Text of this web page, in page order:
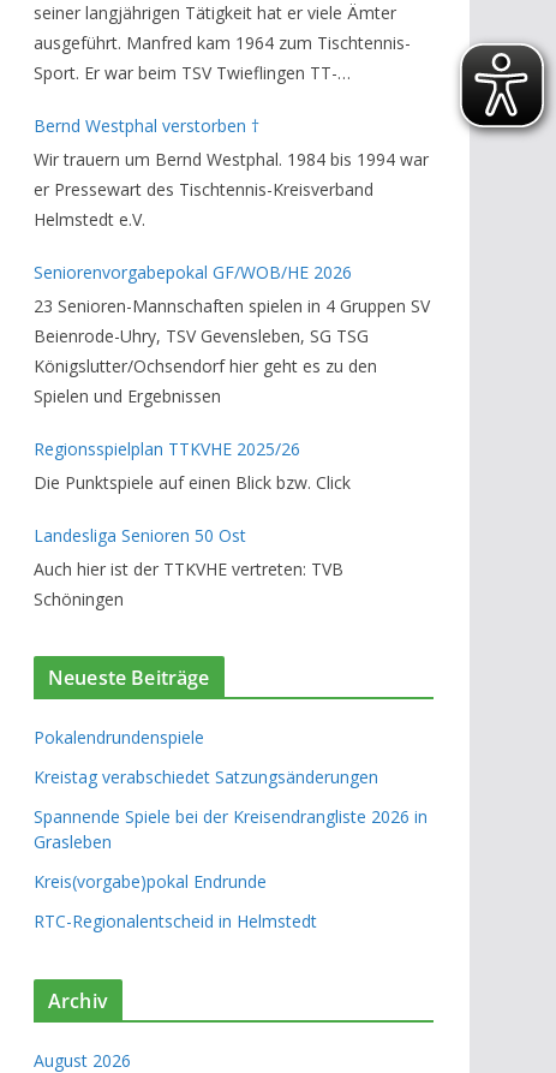
seiner langjährigen Tätigkeit hat er viele Ämter
ausgeführt. Manfred kam 1964 zum Tischtennis-
Sport. Er war beim TSV Twieflingen TT-
Bezirksverband Brauschweig und den TT-
Kreisverband Helmstedt unterstützte er als
Staffelleiter. Zuletzt war er Vorsitzender des
Rechtsausschusses im Kreisverband. Im stillen
Bernd Westphal verstorben †
Wir trauern um Bernd Westphal. 1984 bis 1994 war
er Pressewart des Tischtennis-Kreisverband
Helmstedt e.V.
Seniorenvorgabepokal GF/WOB/HE 2026
23 Senioren-Mannschaften spielen in 4 Gruppen SV
Beienrode-Uhry, TSV Gevensleben, SG TSG
Königslutter/Ochsendorf hier geht es zu den
Spielen und Ergebnissen
Regionsspielplan TTKVHE 2025/26
Die Punktspiele auf einen Blick bzw. Click
Landesliga Senioren 50 Ost
Auch hier ist der TTKVHE vertreten: TVB
Schöningen
Neueste Beiträge
Pokalendrundenspiele
Kreistag verabschiedet Satzungsänderungen
Spannende Spiele bei der Kreisendrangliste 2026 in
Grasleben
Kreis(vorgabe)pokal Endrunde
RTC-Regionalentscheid in Helmstedt
Archiv
August 2026